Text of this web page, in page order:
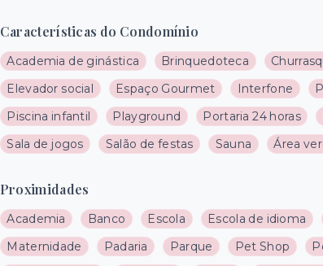
Características do Condomínio
Academia de ginástica Brinquedoteca
Elevador social
Espaço Gourmet Interfone
Piscina infantil
Playground Portaria 24 horas
Sala de jogos
Salão de festas Sauna Área
Proximidades
Academia Banco Escola Escola de idioma
Maternidade
Padaria Parque Pet Shop